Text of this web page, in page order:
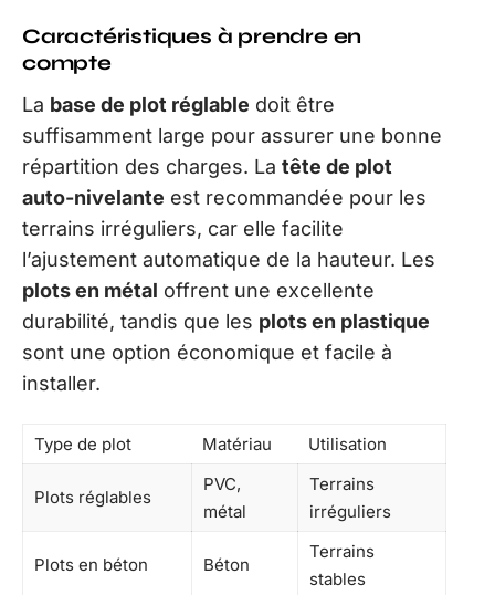
Caractéristiques à prendre en
compte
La base de plot réglable doit être
suffisamment large pour assurer une bonne
répartition des charges. La tête de plot
auto-nivelante est recommandée pour les
terrains irréguliers, car elle facilite
l’ajustement automatique de la hauteur. Les
plots en métal offrent une excellente
durabilité, tandis que les plots en plastique
sont une option économique et facile à
installer.
Type de plot Matériau Utilisation
Plots réglables
PVC,
métal
Terrains
irréguliers
Plots en béton Béton
Terrains
stables